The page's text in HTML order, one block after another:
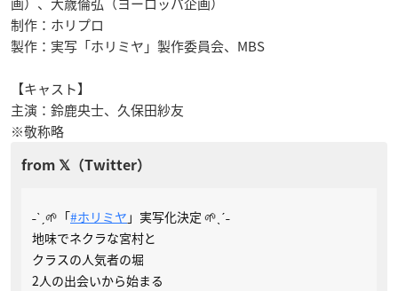
制作：ホリプロ
製作：実写「ホリミヤ」製作委員会、MBS
【キャスト】
主演：鈴鹿央士、久保田紗友
※敬称略
˗ˋˏ🌱「#ホリミヤ 」実写化決定 🌱ˎˊ˗
地味でネクラな宮村と
クラスの人気者の堀
2人の出会いから始まる